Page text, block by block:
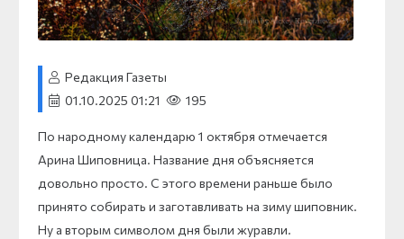
Редакция Газеты
01.10.2025 01:21
195
По народному календарю 1 октября отмечается
Арина Шиповница. Название дня объясняется
довольно просто. С этого времени раньше было
принято собирать и заготавливать на зиму шиповник.
Ну а вторым символом дня были журавли.